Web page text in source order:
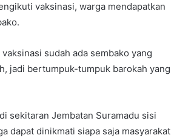
vaksinasi, warga mendapatkan
sudah ada sembako yang
jadi bertumpuk-tumpuk barokah yang
sekitaran Jembatan Suramadu sisi
dapat dinikmati siapa saja masyarakat